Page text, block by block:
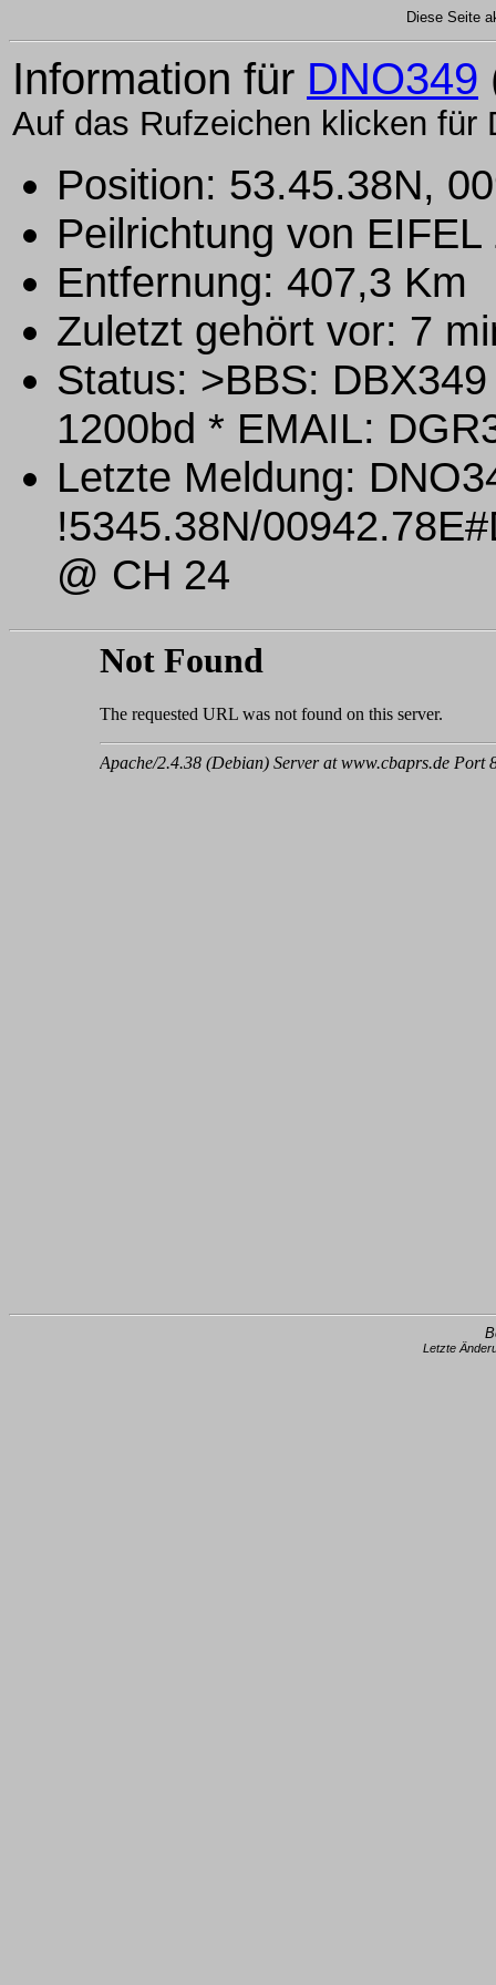
Diese Seite
Information für DNO349
Auf das Rufzeichen klicken für
Position: 53.45.38N,
Peilrichtung von
Entfernung: 407,3 Km
Zuletzt gehört vor: 7
Status: >BBS:
1200bd * EMAIL:
Letzte Meldung:
!5345.38N/
@ CH 24
Letzte